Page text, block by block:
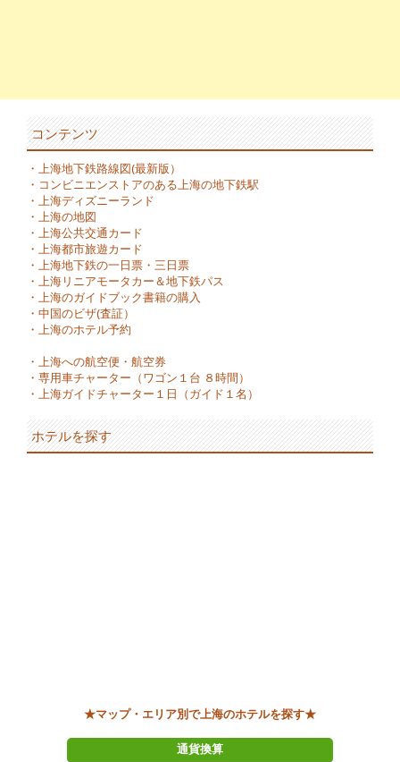
コンテンツ
・ 上海地下鉄路線図(最新版）
・ コンビニエンストアのある上海の地下鉄駅
・ 上海ディズニーランド
・ 上海の地図
・ 上海公共交通カード
・ 上海都市旅遊カード
・ 上海地下鉄の一日票・三日票
・ 上海リニアモータカー＆地下鉄パス
・ 上海のガイドブック書籍の購入
・ 中国のビザ(査証）
・ 上海のホテル予約
・ 上海への航空便・航空券
・ 専用車チャーター（ワゴン１台 ８時間）
・ 上海ガイドチャーター１日（ガイド１名）
ホテルを探す
★マップ・エリア別で上海のホテルを探す★
通貨換算